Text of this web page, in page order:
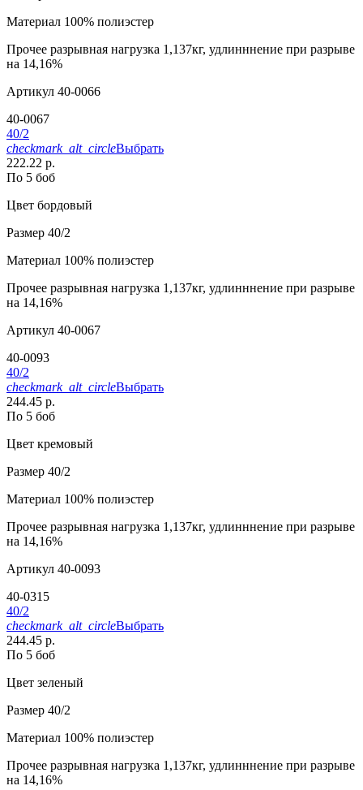
Материал 100% полиэстер
Прочее разрывная нагрузка 1,137кг, удлинннение при разрыве
на 14,16%
Артикул 40-0066
40-0067
40/2
checkmark_alt_circleВыбрать
222.22 р.
По 5 боб
Цвет бордовый
Размер 40/2
Материал 100% полиэстер
Прочее разрывная нагрузка 1,137кг, удлинннение при разрыве
на 14,16%
Артикул 40-0067
40-0093
40/2
checkmark_alt_circleВыбрать
244.45 р.
По 5 боб
Цвет кремовый
Размер 40/2
Материал 100% полиэстер
Прочее разрывная нагрузка 1,137кг, удлинннение при разрыве
на 14,16%
Артикул 40-0093
40-0315
40/2
checkmark_alt_circleВыбрать
244.45 р.
По 5 боб
Цвет зеленый
Размер 40/2
Материал 100% полиэстер
Прочее разрывная нагрузка 1,137кг, удлинннение при разрыве
на 14,16%